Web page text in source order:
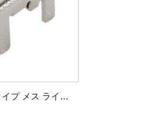
USB M RS11 MICOR USB Bタイプ メス ライトアングル SMTタイプ